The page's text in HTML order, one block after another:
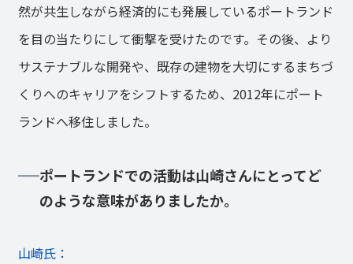
然が共生しながら経済的にも発展しているポートランド
を目の当たりにして衝撃を受けたのです。その後、より
サステナブルな開発や、既存の建物を大切にするまちづ
くりへのキャリアをシフトするため、2012年にポート
ランドへ移住しました。
ポートランドでの活動は山崎さんにとってど
のような意味がありましたか。
山崎氏：